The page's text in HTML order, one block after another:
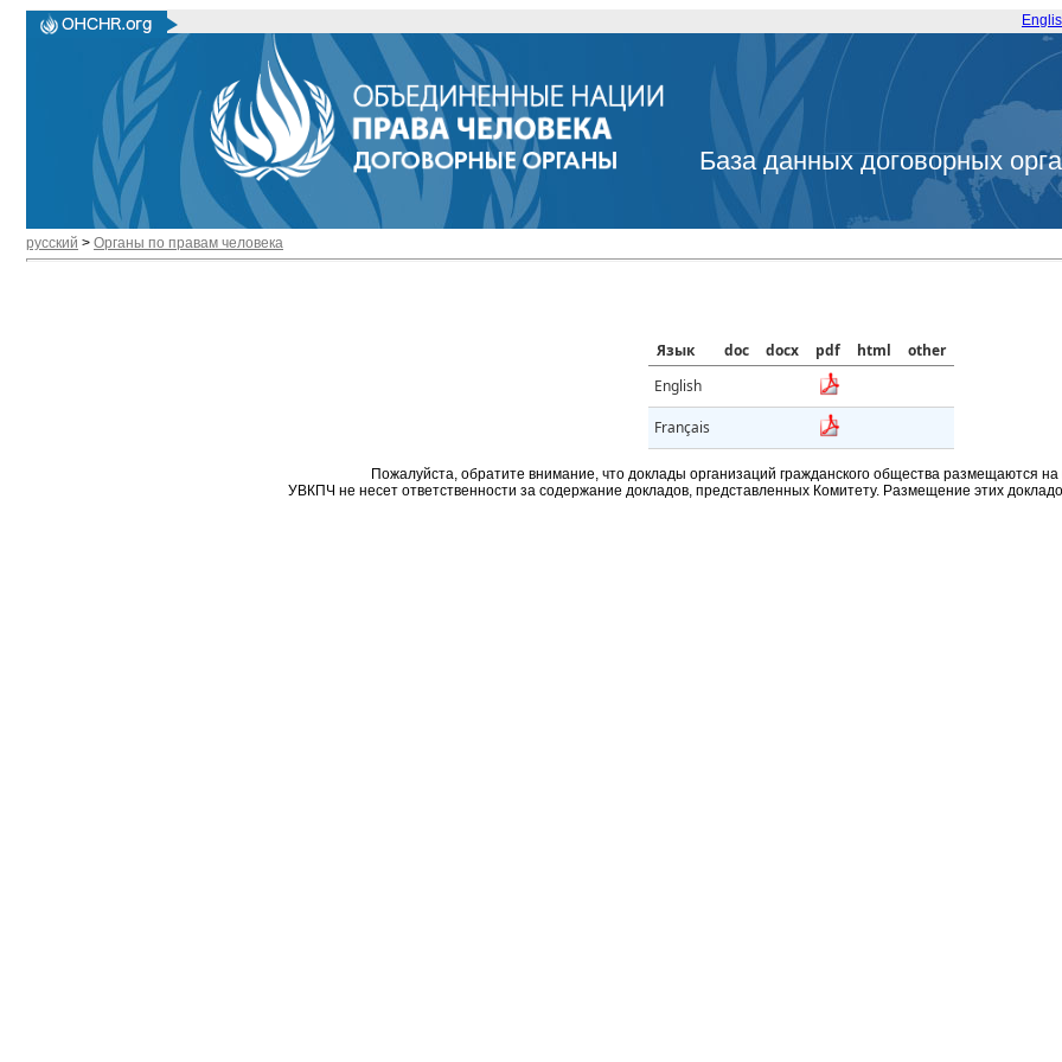
База данных договорных
русский > Органы по правам человека
Язык doc docx pdf html
other
English
Français
Пожалуйста, обратите внимание, что доклады организаций гражданского общества размещаются
УВКПЧ не несет ответственности за содержание докладов, представленных Комитету. Размещение этих